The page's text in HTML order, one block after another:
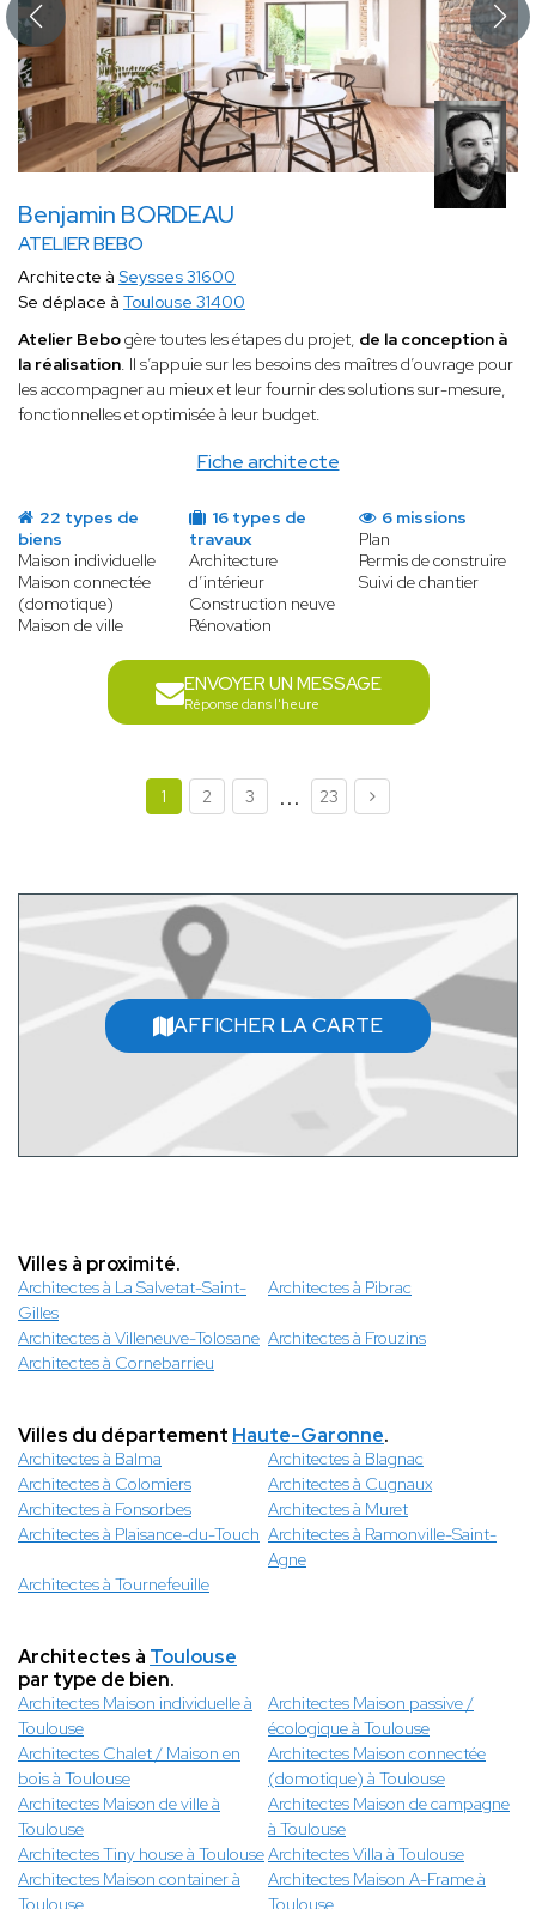
Benjamin BORDEAU
ATELIER BEBO
Fiche architecte
Architecte à Seysses 31600
Se déplace à Toulouse 31400
Atelier Bebogère toutes les étapes du projet, de la conception à
la réalisation. Il s’appuie sur les besoins des maîtres d’ouvrage pour
les accompagner au mieux et leur fournir des solutions sur-mesure,
fonctionnelles et optimisée à leur budget.
22 types de
biens
Maison individuelle
Maison connectée
(domotique)
Maison de ville
16 types de
travaux
Architecture
d’intérieur
Construction neuve
Rénovation
6 missions
Plan
Permis de construire
Suivi de chantier
ENVOYER UN MESSAGE
Réponse dans l'heure
1 2 3 ... 23
AFFICHER LA CARTE
Villes à proximité.
Architectes à La Salvetat-Saint-
Gilles
Architectes à Pibrac
Architectes à Villeneuve-Tolosane Architectes à Frouzins
Architectes à Cornebarrieu
Villes du département Haute-Garonne.
Architectes à Balma
Architectes à Blagnac
Architectes à Colomiers
Architectes à Cugnaux
Architectes à Fonsorbes
Architectes à Muret
Architectes à Plaisance-du-Touch Architectes à Ramonville-Saint-
Agne
Architectes à Tournefeuille
Architectes à Toulouse
par type de bien.
Architectes Maison individuelle à
Toulouse
Architectes Maison passive /
écologique à Toulouse
Architectes Chalet / Maison en
bois à Toulouse
Architectes Maison connectée
(domotique) à Toulouse
Architectes Maison de ville à
Toulouse
Architectes Maison de campagne
à Toulouse
Architectes Tiny house à ToulouseArchitectes Villa à Toulouse
Architectes Maison container à
Toulouse
Architectes Maison A-Frame à
Toulouse